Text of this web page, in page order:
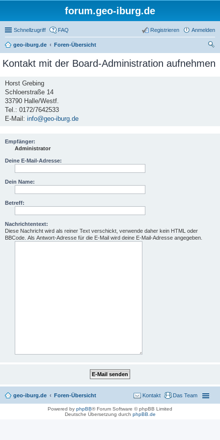
forum.geo-iburg.de
Schnellzugriff FAQ Anmelden
Registrieren
geo-iburg.de
Foren-Übersicht
he
Kontakt mit der Board-Administration aufnehmen
Horst Grebing
Schloerstraße 14
33790 Halle/Westf.
Tel.: 0172/7642533
E-Mail: info@geo-iburg.de
Empfänger:
Administrator
Deine E-Mail-Adresse:
Dein Name:
Betreff:
Nachrichtentext:
Diese Nachricht wird als reiner Text verschickt, verwende daher kein HTML oder
BBCode. Als Antwort-Adresse für die E-Mail wird deine E-Mail-Adresse angegeben.
geo-iburg.de Foren-Übersicht Das Team
Kontakt
Powered by phpBB® Forum Software © phpBB Limited
Deutsche Übersetzung durch phpBB.de